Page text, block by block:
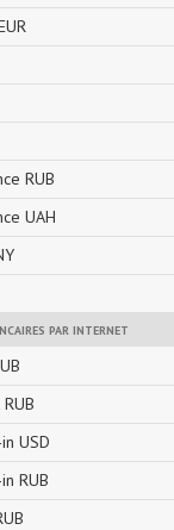
RUB
UAH
PAR INTERNET
USD
RUB